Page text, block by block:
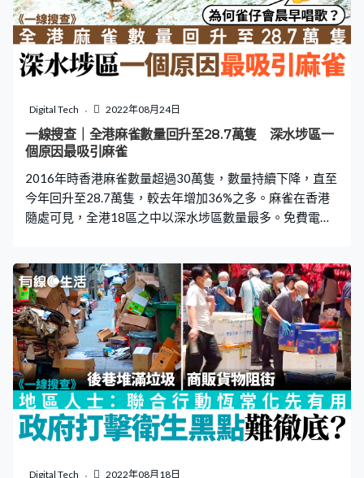
親和又暖心。一眾網民留言表示：「好羨慕」、「你們距
離這麼近嗎」、「太溫暖」。 7月初，亦有網民曾於一家
酒店的意大利餐廳遇見發哥，還分享與發哥的合照。該名
網民寫道：「影視界最想見到的人，沒有之一，從6月中開
去上班，特意提前10分鐘上樓，為的是想有機會看到他走
進餐廳的樣子。」 （全文完）
Digital Tech 2022年08月24日
一線搜查｜全港麻雀數量回升至28.7萬隻 深水埗區一
個原因最吸引麻雀
2016年時香港麻雀數量超過30萬隻，數量持續下降，直至
今年回升至28.7萬隻，較去年增加36%之多。麻雀在香港
隨處可見，全港18區之中以深水埗區數量最多。免費電視
名樹麻雀，屬於本地原生留鳥，街道上、公園內隨處可
見。據香港觀鳥會數字，去年麻雀數量21.1萬隻，今年則
回升至28.7萬隻。香港觀鳥會研究主任鍾晉霆表示，麻雀
數量普查包含88條約一公里長路線，覆蓋全港18區，有百
多位普查員參與，每條路線上會點算左邊20米和右邊20米
範圍，「佢哋（普查員）看到多少隻麻雀，再去估算到底
全港有多少隻麻雀。」 深水埗麻雀數量最多 觀鳥會數據顯
示，全港18區以深水埗麻雀數量最多，每條路線統計出的
麻雀數量最多，較榜尾的北區和西貢區多出好幾倍。鍾晉
會下跌，但麻雀是例外，因為牠們可以適應都市化生活。
Digital Tech 2022年08月18日